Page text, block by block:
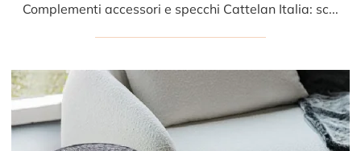
Complementi accessori e specchi Cattelan Italia: scopri come valorizzare i tuoi locali design con il modello Specchio Ascot.